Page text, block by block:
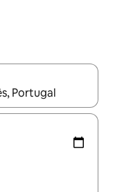
का इस्तेमाल करके नेविगेट